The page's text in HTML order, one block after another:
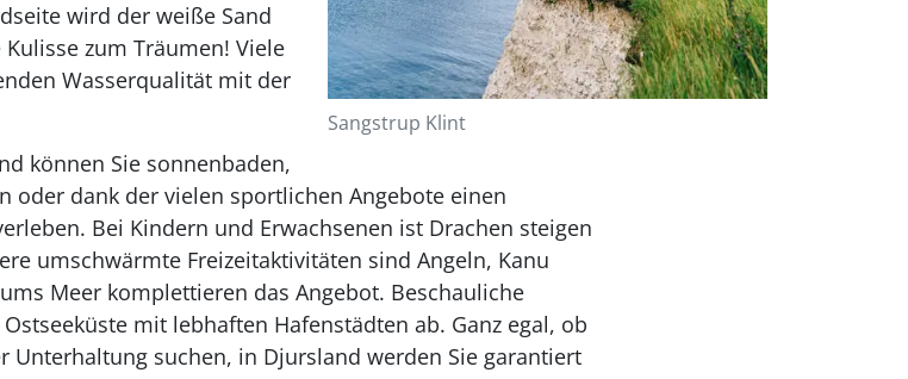
Sangstrup Klint
wird der weiße Sand
zum Träumen! Viele
Wasserqualität mit der
können Sie sonnenbaden,
oder dank der vielen sportlichen Angebote einen
Bei Kindern und Erwachsenen ist Drachen steigen
umschwärmte Freizeitaktivitäten sind Angeln, Kanu
Meer komplettieren das Angebot. Beschauliche
mit lebhaften Hafenstädten ab. Ganz egal, ob
Unterhaltung suchen, in Djursland werden Sie garantiert